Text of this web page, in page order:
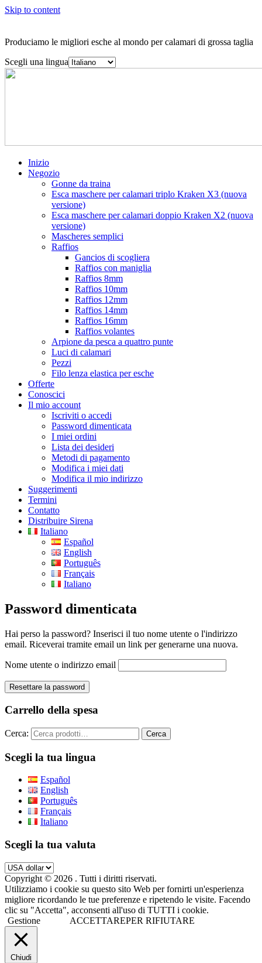
Skip to content
Produciamo le migliori esche al mondo per calamari di grossa taglia
Scegli una lingua
Inizio
Negozio
Gonne da traina
Esca maschere per calamari triplo Kraken X3 (nuova
versione)
Esca maschere per calamari doppio Kraken X2 (nuova
versione)
Mascheres semplici
Raffios
Gancios di scogliera
Raffios con maniglia
Raffios 8mm
Raffios 10mm
Raffios 12mm
Raffios 14mm
Raffios 16mm
Raffios volantes
Arpione da pesca a quattro punte
Luci di calamari
Pezzi
Filo lenza elastica per esche
Offerte
Conoscici
Il mio account
Iscriviti o accedi
Password dimenticata
I miei ordini
Lista dei desideri
Metodi di pagamento
Modifica i miei dati
Modifica il mio indirizzo
Suggerimenti
Termini
Contatto
Distribuire Sirena
Italiano
Español
English
Português
Français
Italiano
Password dimenticata
Hai perso la password? Inserisci il tuo nome utente o l'indirizzo
email. Riceverai tramite email un link per generarne una nuova.
Nome utente o indirizzo email
Resettare la password
Carrello della spesa
Cerca: Cerca
Scegli la tua lingua
Español
English
Português
Français
Italiano
Scegli la tua valuta
Copyright © 2026 . Tutti i diritti riservati.
Utilizziamo i cookie su questo sito Web per fornirti un'esperienza
migliore ricordando le tue preferenze e ripetendo le visite. Facendo
clic su "Accetta", acconsenti all'uso di TUTTI i cookie.
Gestione
ACCETTAREPER RIFIUTARE
Chiudi